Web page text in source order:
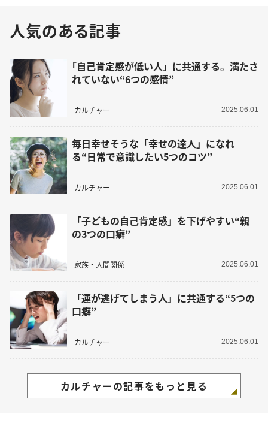
人気のある記事
｢自己肯定感が低い人」に共通する。満たさ
れていない“6つの感情”
カルチャー 2025.06.01
毎日幸せそうな「幸せの達人」になれ
る“日常で意識したい5つのコツ”
カルチャー 2025.06.01
「子どもの自己肯定感」を下げやすい“親
の3つの口癖”
家族・人間関係 2025.06.01
「運が逃げてしまう人」に共通する“5つの
口癖”
カルチャー 2025.06.01
カルチャーの記事をもっと見る